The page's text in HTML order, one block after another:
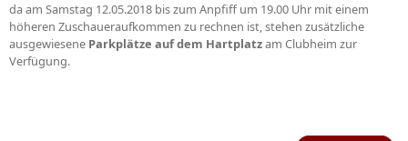
da am Samstag 12.05.2018 bis zum Anpfiff um 19.00 Uhr mit einem
höheren Zuschaueraufkommen zu rechnen ist, stehen zusätzliche
ausgewiesene Parkplätze auf dem Hartplatzam Clubheim zur
Verfügung.